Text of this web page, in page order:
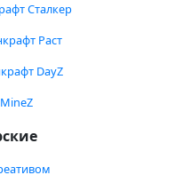
Сталкер
Раст
DayZ